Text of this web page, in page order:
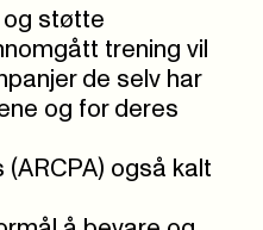
og støtte
trening vil
de selv har
og for deres
også kalt